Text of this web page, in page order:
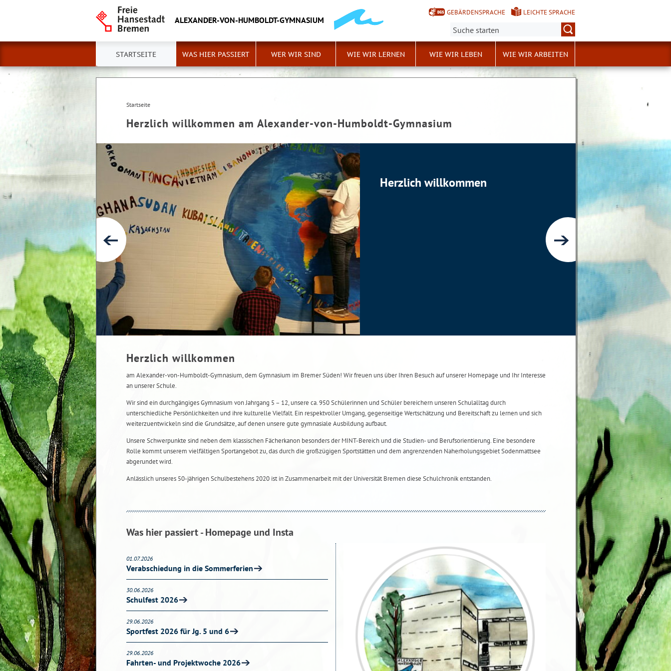
ALEXANDER-VON-HUMBOLDT-GYMNASIUM
GEBÄRDENSPRACHE
LEICHTE SPRACHE
Suche:
STARTSEITE WAS HIER PASSIERT WER WIR SIND WIE WIR LERNEN WIE WIR LEBEN WIE WIR ARBEITEN
Startseite
Herzlich willkommen am Alexander-von-Humboldt-Gymnasium
Herzlich willkommen
Herzlich willkommen
am Alexander-von-Humboldt-Gymnasium, dem Gymnasium im Bremer Süden! Wir freuen uns über Ihren Besuch auf unserer Homepage und Ihr Interesse
an unserer Schule.
Wir sind ein durchgängiges Gymnasium von Jahrgang 5 – 12, unsere ca. 950 Schülerinnen und Schüler bereichern unseren Schulalltag durch
unterschiedliche Persönlichkeiten und ihre kulturelle Vielfalt. Ein respektvoller Umgang, gegenseitige Wertschätzung und Bereitschaft zu lernen und sich
weiterzuentwickeln sind die Grundsätze, auf denen unsere gute gymnasiale Ausbildung aufbaut.
Unsere Schwerpunkte sind neben dem klassischen Fächerkanon besonders der MINT-Bereich und die Studien- und Berufsorientierung. Eine besondere
Rolle kommt unserem vielfältigen Sportangebot zu, das durch die großzügigen Sportstätten und dem angrenzenden Naherholungsgebiet Sodenmattsee
abgerundet wird.
Anlässlich unseres 50-jährigen Schulbestehens 2020 ist in Zusammenarbeit mit der Universität Bremen diese Schulchronik entstanden.
Was hier passiert - Homepage und Insta
01.07.2026
Verabschiedung in die Sommerferien
30.06.2026
Schulfest 2026
29.06.2026
Sportfest 2026 für Jg. 5 und 6
29.06.2026
Fahrten- und Projektwoche 2026